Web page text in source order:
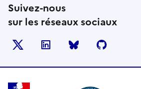
Suivez-nous
sur les réseaux sociaux
LinkedIn BlueSky